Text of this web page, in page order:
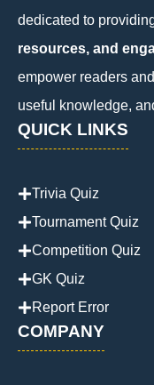
dedicated to
resources, and
empower readers
useful knowledge,
QUICK LINKS
Trivia Quiz
Tournament Quiz
Competition Quiz
GK Quiz
Report Error
COMPANY